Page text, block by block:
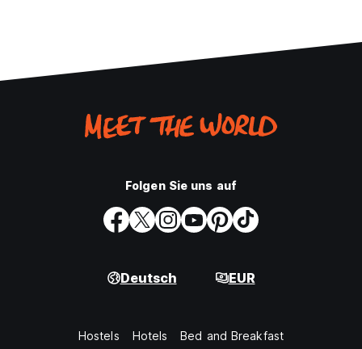
Folgen Sie uns auf
Deutsch EUR
Hostels Hotels Bed and Breakfast